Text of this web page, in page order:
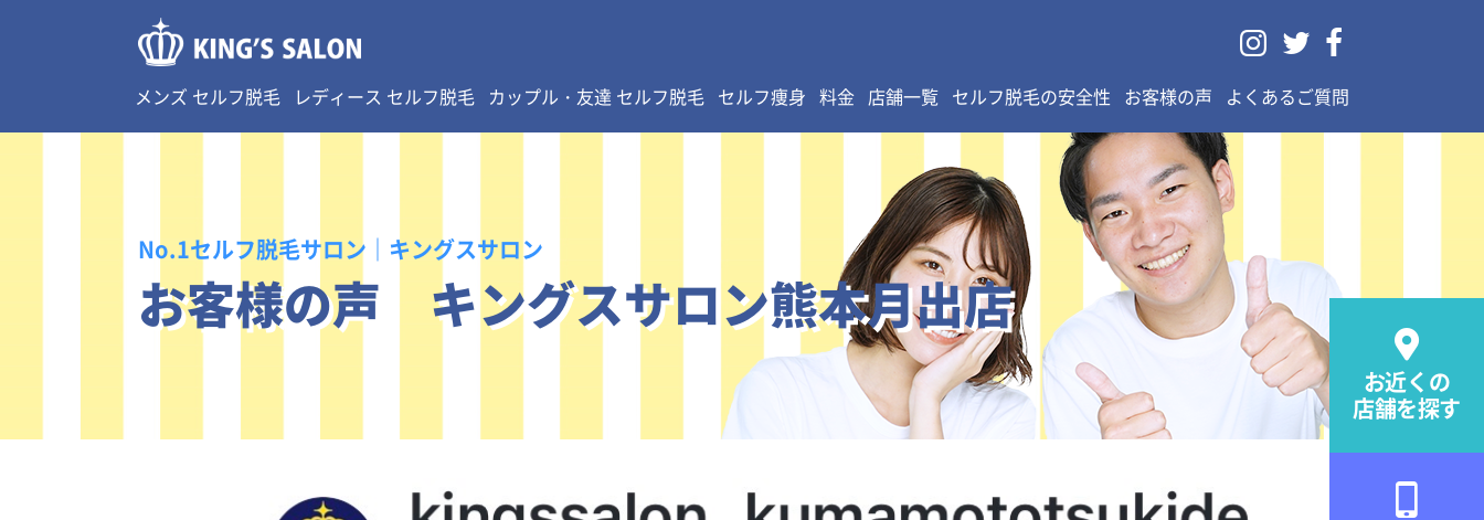
  
メンズ セルフ脱毛 レディース セルフ脱毛 カップル・友達 セルフ脱毛 セルフ痩身 料金 店舗一覧 セルフ脱毛の安全性 お客様の声 よくあるご質問

お近くの
店舗を探す
No.1セルフ脱毛サロン｜キングスサロン
お客様の声 キングスサロン熊本月出店